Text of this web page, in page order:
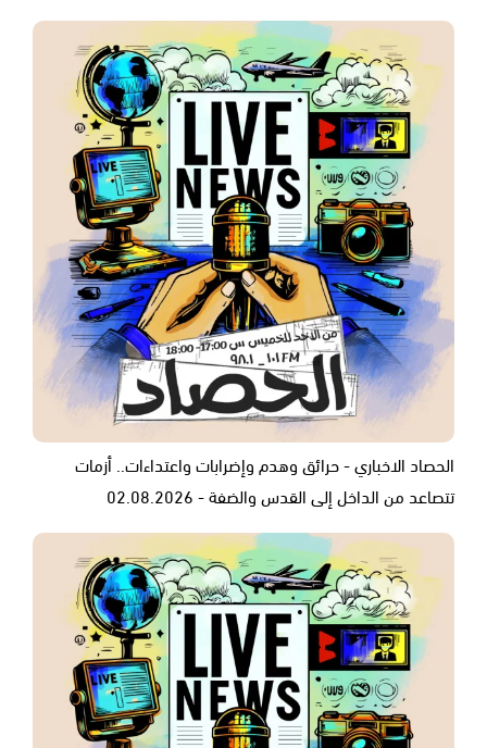
الحصاد الاخباري - حرائق وهدم وإضرابات واعتداءات.. أزمات
تتصاعد من الداخل إلى القدس والضفة - 02.08.2026